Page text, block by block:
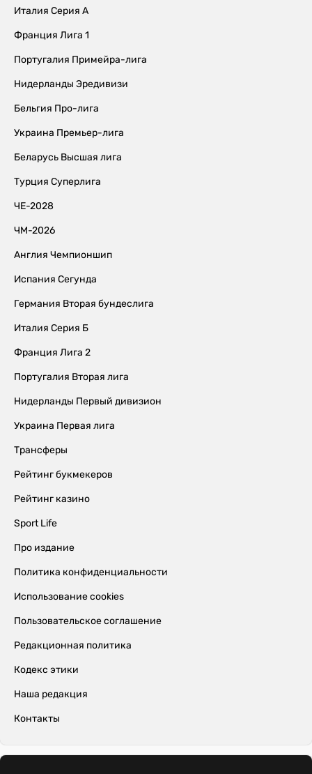
Италия Серия А
Франция Лига 1
Португалия Примейра-лига
Нидерланды Эредивизи
Бельгия Про-лига
Украина Премьер-лига
Беларусь Высшая лига
Турция Суперлига
ЧЕ-2028
ЧМ-2026
Англия Чемпионшип
Испания Сегунда
Германия Вторая бундеслига
Италия Серия Б
Франция Лига 2
Португалия Вторая лига
Нидерланды Первый дивизион
Украина Первая лига
Трансферы
Рейтинг букмекеров
Рейтинг казино
Sport Life
Про издание
Политика конфиденциальности
Использование cookies
Пользовательское соглашение
Редакционная политика
Кодекс этики
Наша редакция
Контакты